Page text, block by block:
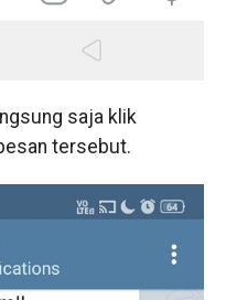
saja klik
tersebut.